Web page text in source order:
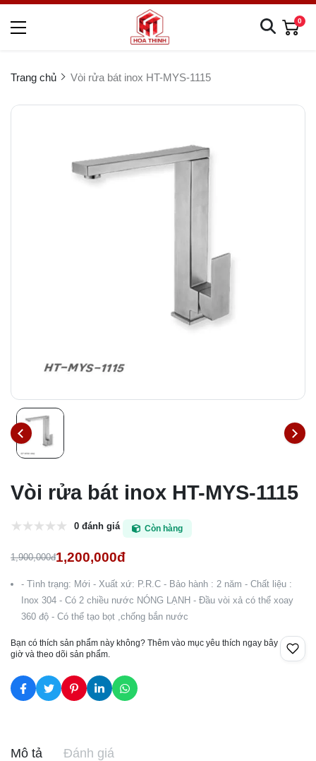
0
Trang chủ Vòi rửa bát inox HT-MYS-1115
Vòi rửa bát inox HT-MYS-1115
0 đánh giá Còn hàng
1,900,000đ1,200,000đ
- Tình trạng: Mới - Xuất xứ: P.R.C - Bảo hành : 2 năm - Chất liệu :
Inox 304 - Có 2 chiều nước NÓNG LẠNH - Đầu vòi xả có thể xoay
360 độ - Có thể tạo bọt ,chống bắn nước
Bạn có thích sản phẩm này không? Thêm vào mục yêu thích ngay bây
giờ và theo dõi sản phẩm.
Mô tả Đánh giá